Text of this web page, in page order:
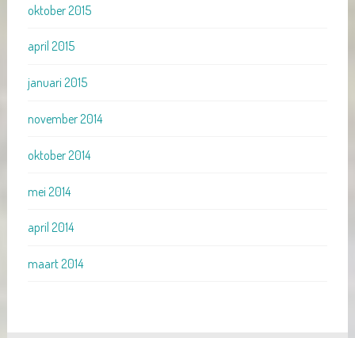
oktober 2015
april 2015
januari 2015
november 2014
oktober 2014
mei 2014
april 2014
maart 2014